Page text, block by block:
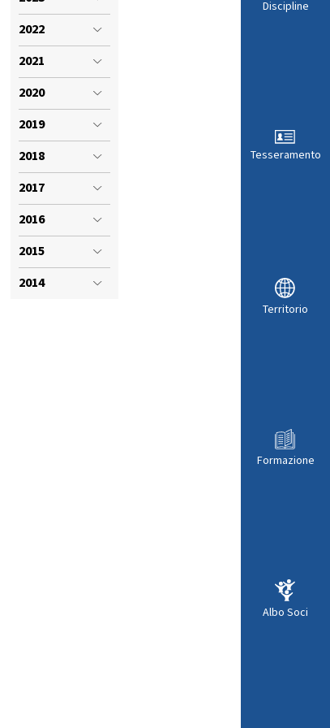
Discipline
Tesseramento
Territorio
Formazione
Albo Soci
2022
2021
2020
2019
2018
2017
2016
2015
2014